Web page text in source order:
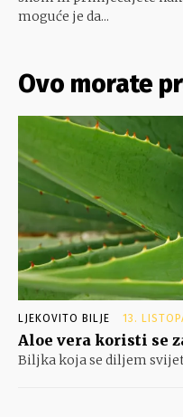
moguće je da...
Ovo morate
LJEKOVITO BILJE 13.
Aloe vera koristi se
Biljka koja se diljem